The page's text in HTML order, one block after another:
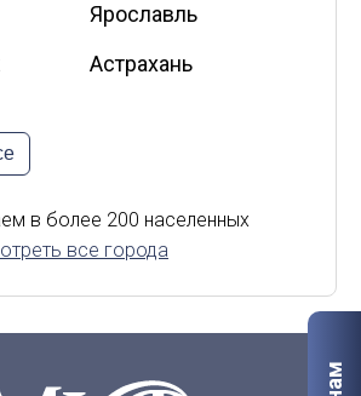
Ярославль
Астрахань
Курск
Мурманск
в более 200 населенных
все города